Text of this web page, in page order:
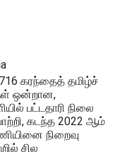
கரந்தைத் தமிழ்ச்
ஒன்றான,
பட்டதாரி நிலை
கடந்த 2022 ஆம்
நிறைவு
சில